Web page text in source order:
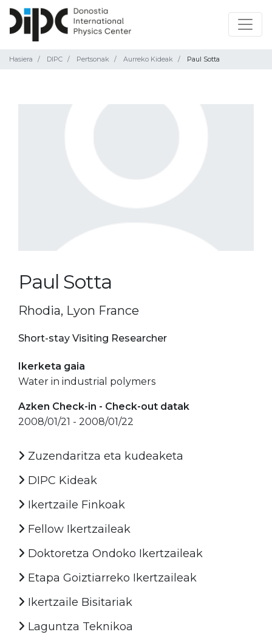
Hasiera DIPC Pertsonak Aurreko Kideak Paul Sotta
Paul Sotta
Rhodia, Lyon France
Short-stay Visiting Researcher
Ikerketa gaia
Water in industrial polymers
Azken Check-in - Check-out datak
2008/01/21 - 2008/01/22
Zuzendaritza eta kudeaketa
DIPC Kideak
Ikertzaile Finkoak
Fellow Ikertzaileak
Doktoretza Ondoko Ikertzaileak
Etapa Goiztiarreko Ikertzaileak
Ikertzaile Bisitariak
Laguntza Teknikoa